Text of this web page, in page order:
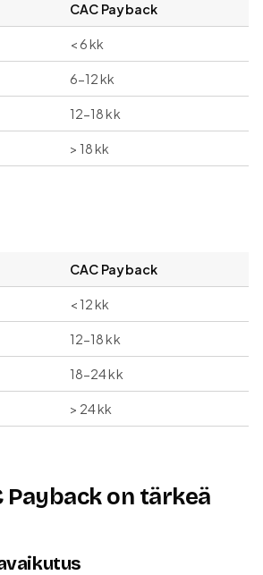
CAC Payback
< 6 kk
6-12 kk
12-18 kk
> 18 kk
CAC Payback
< 12 kk
12-18 kk
18-24 kk
> 24 kk
Payback on tärkeä